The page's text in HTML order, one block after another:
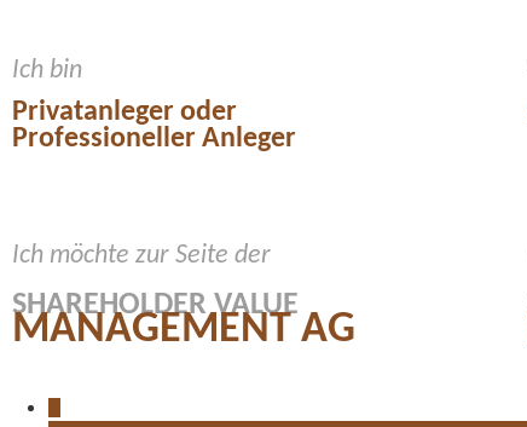
Ich bin
Privatanleger oder
Professioneller Anleger
Ich möchte zur Seite der
SHAREHOLDER VALUE
MANAGEMENT AG